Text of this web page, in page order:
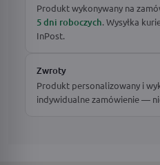
Produkt wykonywany na
5 dni roboczych. Wysyłka
InPost.
Zwroty
Produkt personalizowany i
indywidualne zamówienie —